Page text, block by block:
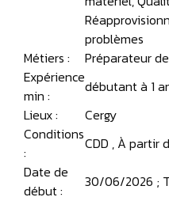
problèmes
Métiers :
Préparateur
Expérience
min :
débutant à 1
Lieux :
Cergy
Conditions
:
CDD , À partir
Date de
début :
30/06/2026 ;